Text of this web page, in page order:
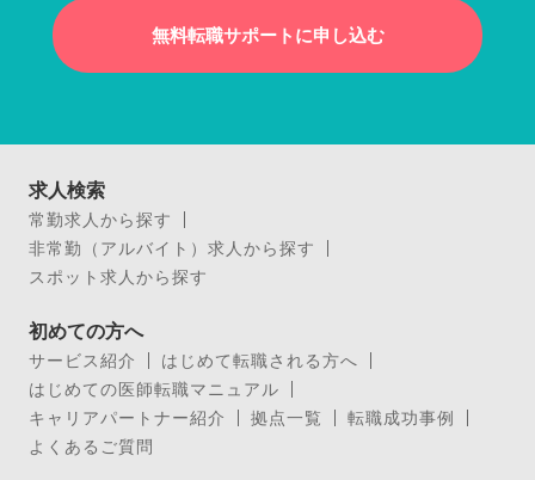
無料転職サポートに申し込む
求人検索
常勤求人から探す
非常勤（アルバイト）求人から探す
スポット求人から探す
初めての方へ
サービス紹介
はじめて転職される方へ
はじめての医師転職マニュアル
キャリアパートナー紹介
拠点一覧
転職成功事例
よくあるご質問